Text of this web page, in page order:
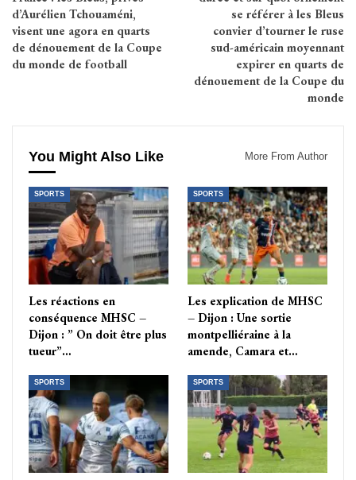
d’Aurélien Tchouaméni,
visent une agora en quarts
de dénouement de la Coupe
du monde de football
se référer à les Bleus
convier d’tourner le ruse
sud-américain moyennant
expirer en quarts de
dénouement de la Coupe du
monde
You Might Also Like More From Author
SPORTS
Les réactions en
conséquence MHSC –
Dijon : ” On doit être plus
tueur”…
SPORTS
Les explication de MHSC
– Dijon : Une sortie
montpelliéraine à la
amende, Camara et…
SPORTS SPORTS